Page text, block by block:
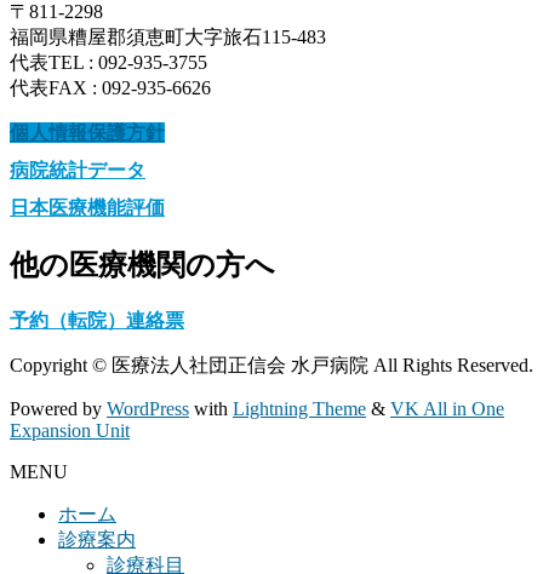
〒811-2298
福岡県糟屋郡須恵町大字旅石115-483
代表TEL : 092-935-3755
代表FAX : 092-935-6626
個人情報保護方針
病院統計データ
日本医療機能評価
他の医療機関の方へ
予約（転院）連絡票
Copyright © 医療法人社団正信会 水戸病院 All Rights Reserved.
Powered by WordPress with Lightning Theme & VK All in One
Expansion Unit
MENU
ホーム
診療案内
診療科目